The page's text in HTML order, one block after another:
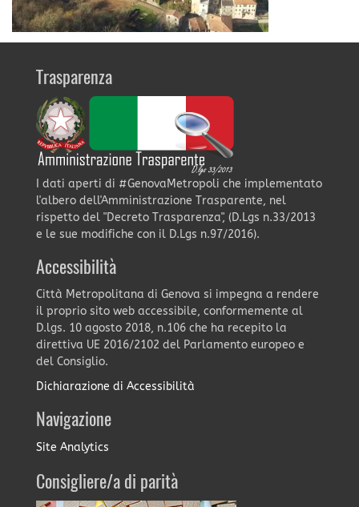
Trasparenza
I dati aperti di #GenovaMetropoli che implementato
l'albero dell'Amministrazione Trasparente, nel
rispetto del "Decreto Trasparenza", (D.Lgs n.33/2013
e le sue modifiche con il D.Lgs n.97/2016).
Accessibilità
Città Metropolitana di Genova si impegna a rendere
il proprio sito web accessibile, conformemente al
D.lgs. 10 agosto 2018, n.106 che ha recepito la
direttiva UE 2016/2102 del Parlamento europeo e
del Consiglio.
Dichiarazione di Accessibilità
Navigazione
Site Analytics
Consigliere/a di parità